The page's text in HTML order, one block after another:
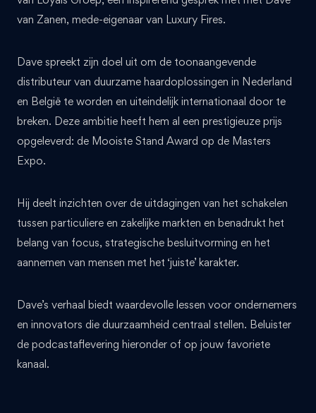
van Zanen, mede-eigenaar van Luxury Fires.
Dave spreekt zijn doel uit om de toonaangevende
distributeur van duurzame haardoplossingen in Nederland
en België te worden en uiteindelijk internationaal door te
breken. Deze ambitie heeft hem al een prestigieuze prijs
opgeleverd: de Mooiste Stand Award op de Masters
Expo.
Hij deelt inzichten over de uitdagingen van het schakelen
tussen particuliere en zakelijke markten en benadrukt het
belang van focus, strategische besluitvorming en het
aannemen van mensen met het ‘juiste’ karakter.
Dave’s verhaal biedt waardevolle lessen voor ondernemers
en innovators die duurzaamheid centraal stellen. Beluister
de podcastaflevering hieronder of op jouw favoriete
kanaal.